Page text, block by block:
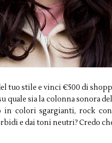
tuo stile e vinci €500 di
quale sia la colonna sonora
in colori sgargianti, rock
e dai toni neutri? Credo che